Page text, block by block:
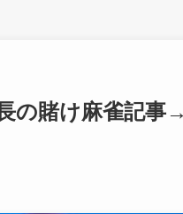
の賭け麻雀記事→